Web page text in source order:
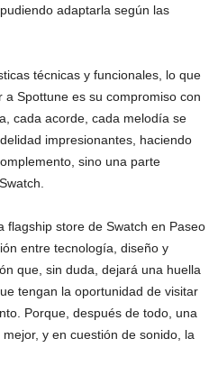
adaptarla según las
técnicas y funcionales, lo que
Spottune es su compromiso con
cada acorde, cada melodía se
impresionantes, haciendo
sino una parte
flagship store de Swatch en Paseo
entre tecnología, diseño y
que, sin duda, dejará una huella
tengan la oportunidad de visitar
Porque, después de todo, una
y en cuestión de sonido, la